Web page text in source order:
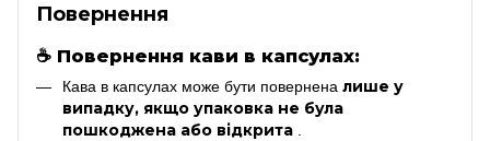
Повернення
☕ Повернення кави в капсулах:
Кава в капсулах може бути повернена лише у
випадку, якщо упаковка не була
пошкоджена або відкрита